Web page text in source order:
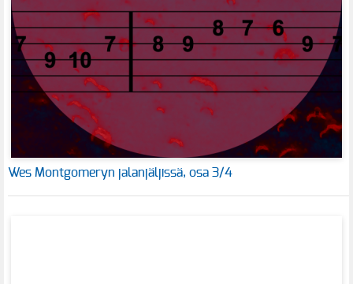
Wes Montgomeryn jalanjäljissä, osa 3/4